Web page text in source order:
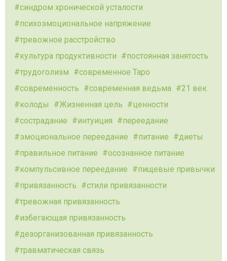
синдром хронической усталости
психоэмоциональное напряжение
тревожное расстройство
культура продуктивности
постоянная занятость
трудоголизм
современное Таро
современность
современная ведьма
21 век
колоды
Жизненная цель
ценности
сострадание
интуиция
переедание
эмоциональное переедание
питание
диеты
правильное питание
осознанное питание
компульсивное переедание
пищевые привычки
привязанность
стили привязанности
тревожная привязанность
избегающая привязанность
дезорганизованная привязанность
травматическая связь